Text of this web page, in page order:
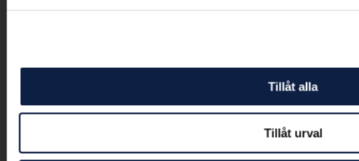
Tillåt alla
Tillåt urval